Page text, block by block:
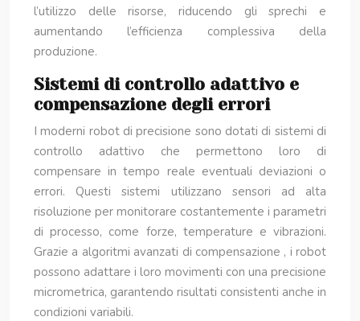
l’utilizzo delle risorse, riducendo gli sprechi e
aumentando l’efficienza complessiva della
produzione.
Sistemi di controllo adattivo e
compensazione degli errori
I moderni robot di precisione sono dotati di sistemi di
controllo adattivo che permettono loro di
compensare in tempo reale eventuali deviazioni o
errori. Questi sistemi utilizzano sensori ad alta
risoluzione per monitorare costantemente i parametri
di processo, come forze, temperature e vibrazioni.
Grazie a algoritmi avanzati di compensazione , i robot
possono adattare i loro movimenti con una precisione
micrometrica, garantendo risultati consistenti anche in
condizioni variabili.